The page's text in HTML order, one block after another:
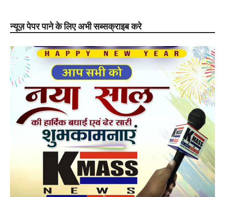
न्यूज़ पेपर पाने के लिए अभी सब्सक्राइब करे